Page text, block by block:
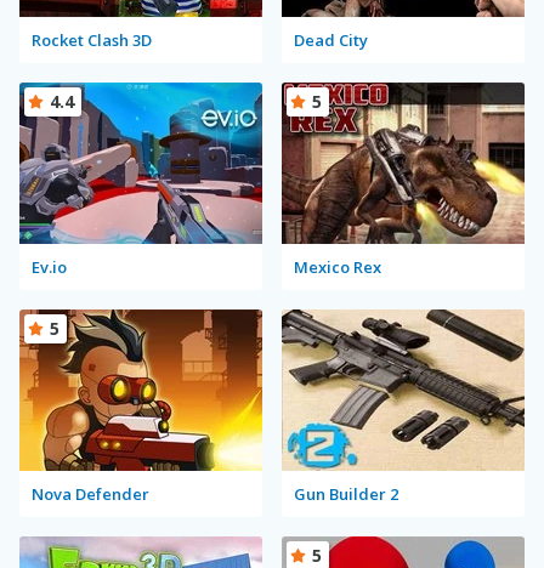
Rocket Clash 3D Dead City
Ev.io
4.4
Mexico Rex
5
Nova Defender
5
Gun Builder 2
5